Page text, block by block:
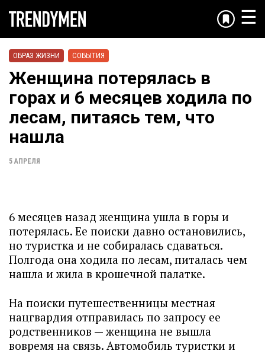
☰
ОБРАЗ ЖИЗНИ СОБЫТИЯ
Женщина потерялась в
горах и 6 месяцев ходила по
лесам, питаясь тем, что
нашла
5 АПРЕЛЯ
6 месяцев назад женщина ушла в горы и
потерялась. Ее поиски давно остановились,
но туристка и не собиралась сдаваться.
Полгода она ходила по лесам, питалась чем
нашла и жила в крошечной палатке.
На поиски путешественницы местная
нацгвардия отправилась по запросу ее
родственников — женщина не вышла
вовремя на связь. Автомобиль туристки и